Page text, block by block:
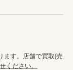
ます。店舗で買取(売
ください。